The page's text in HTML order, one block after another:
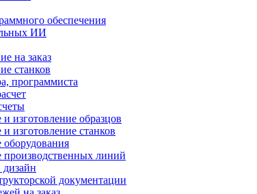
обеспечения
ИИ
на заказ
станков
программиста
изготовление образцов
изготовление станков
производственных линий
документации